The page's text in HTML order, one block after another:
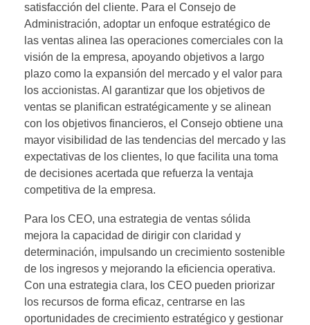
satisfacción del cliente. Para el Consejo de
Administración, adoptar un enfoque estratégico de
las ventas alinea las operaciones comerciales con la
visión de la empresa, apoyando objetivos a largo
plazo como la expansión del mercado y el valor para
los accionistas. Al garantizar que los objetivos de
ventas se planifican estratégicamente y se alinean
con los objetivos financieros, el Consejo obtiene una
mayor visibilidad de las tendencias del mercado y las
expectativas de los clientes, lo que facilita una toma
de decisiones acertada que refuerza la ventaja
competitiva de la empresa.
Para los CEO, una estrategia de ventas sólida
mejora la capacidad de dirigir con claridad y
determinación, impulsando un crecimiento sostenible
de los ingresos y mejorando la eficiencia operativa.
Con una estrategia clara, los CEO pueden priorizar
los recursos de forma eficaz, centrarse en las
oportunidades de crecimiento estratégico y gestionar